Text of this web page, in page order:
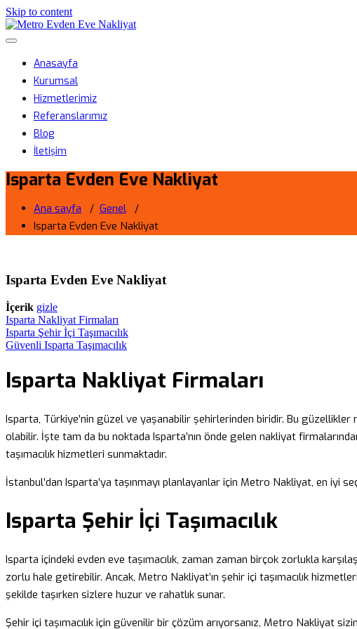
Skip to content
Metro Evden Eve Nakliyat
Anasayfa
Kurumsal
Hizmetlerimiz
Referanslarımız
Blog
İletişim
Isparta Evden Eve Nakliyat
Ana sayfa / Genel /
Isparta Evden Eve Nakliyat
Isparta Evden Eve Nakliyat
İçerik gizle
Isparta Nakliyat Firmaları
Isparta Şehir İçi Taşımacılık
Güvenli Isparta Taşımacılık
Isparta Nakliyat Firmaları
Isparta, Türkiye’nin güzel ve yaşanabilir şehirlerinden biridir. Bu güzellikler
olabilir. İşte tam da bu noktada Isparta’nın önde gelen nakliyat
taşımacılık hizmetleri sunmaktadır.
İstanbul’dan Isparta’ya taşınmayı planlayanlar için Metro Nakliyat, en iyi
Isparta Şehir İçi Taşımacılık
Isparta içindeki evden eve taşımacılık, zaman zaman birçok zorlukla
zorlu hale getirebilir. Ancak, Metro Nakliyat’ın şehir içi taşımacılık
şekilde taşırken sizlere huzur ve rahatlık sunar.
Şehir içi taşımacılık için güvenilir bir çözüm arıyorsanız, Metro Nakliyat